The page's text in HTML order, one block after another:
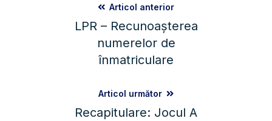
Articol anterior
LPR – Recunoașterea
numerelor de
înmatriculare
Articol următor
Recapitulare: Jocul A